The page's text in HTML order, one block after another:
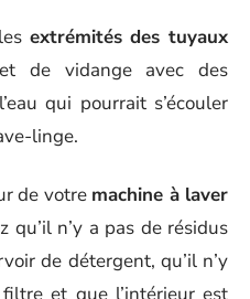
extrémités des tuyaux
de vidange avec des
qui pourrait s’écouler
linge.
de votre machine à laver
qu’il n’y a pas de résidus
de détergent, qu’il n’y
et que l’intérieur est